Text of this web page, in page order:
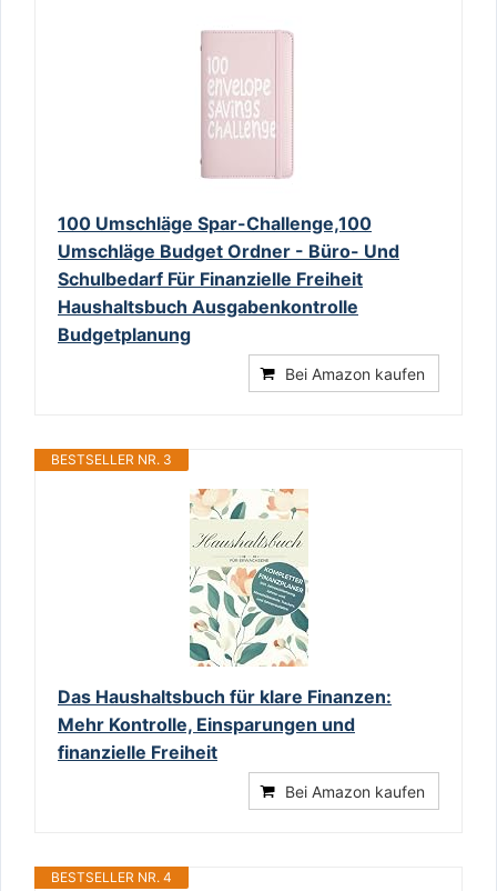
100 Umschläge Spar-Challenge,100
Umschläge Budget Ordner - Büro- Und
Schulbedarf Für Finanzielle Freiheit
Haushaltsbuch Ausgabenkontrolle
Budgetplanung
Bei Amazon kaufen
BESTSELLER NR. 3
Das Haushaltsbuch für klare Finanzen:
Mehr Kontrolle, Einsparungen und
finanzielle Freiheit
Bei Amazon kaufen
BESTSELLER NR. 4